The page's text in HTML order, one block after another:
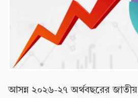
আসন্ন ২০২৬-২৭ অর্থবছরের